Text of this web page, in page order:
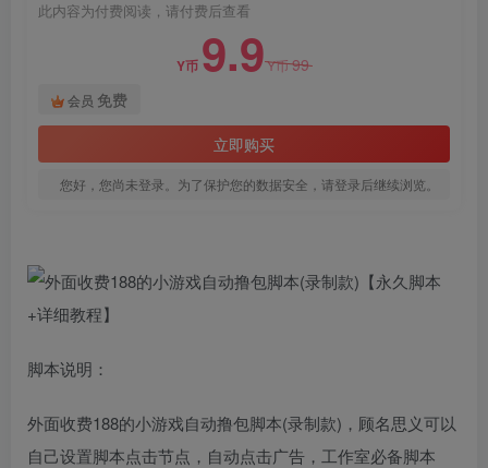
此内容为付费阅读，请付费后查看
Y币 9.9Y币99
会员 免费
立即购买
您好，您尚未登录。为了保护您的数据安全，请登录后继续浏览。
脚本说明：
外面收费188的小游戏自动撸包脚本(录制款)，顾名思义可以
自己设置脚本点击节点，自动点击广告，工作室必备脚本